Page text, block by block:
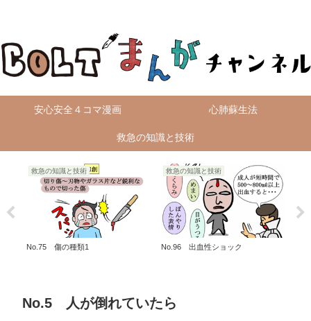
安心安全４コマ漫画 心肺蘇生法
救急の知識と技術
救急の知識と技術
No.75 傷の種類1
救急の知識と技術
No.96 出血性ショック
No.5 人が倒れていたら